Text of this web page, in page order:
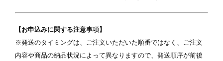
【お申込みに関する注意事項】
※発送のタイミングは、ご注文いただいた順番ではなく、ご注文
内容や商品の納品状況によって異なりますので、発送順序が前後
写真を選択